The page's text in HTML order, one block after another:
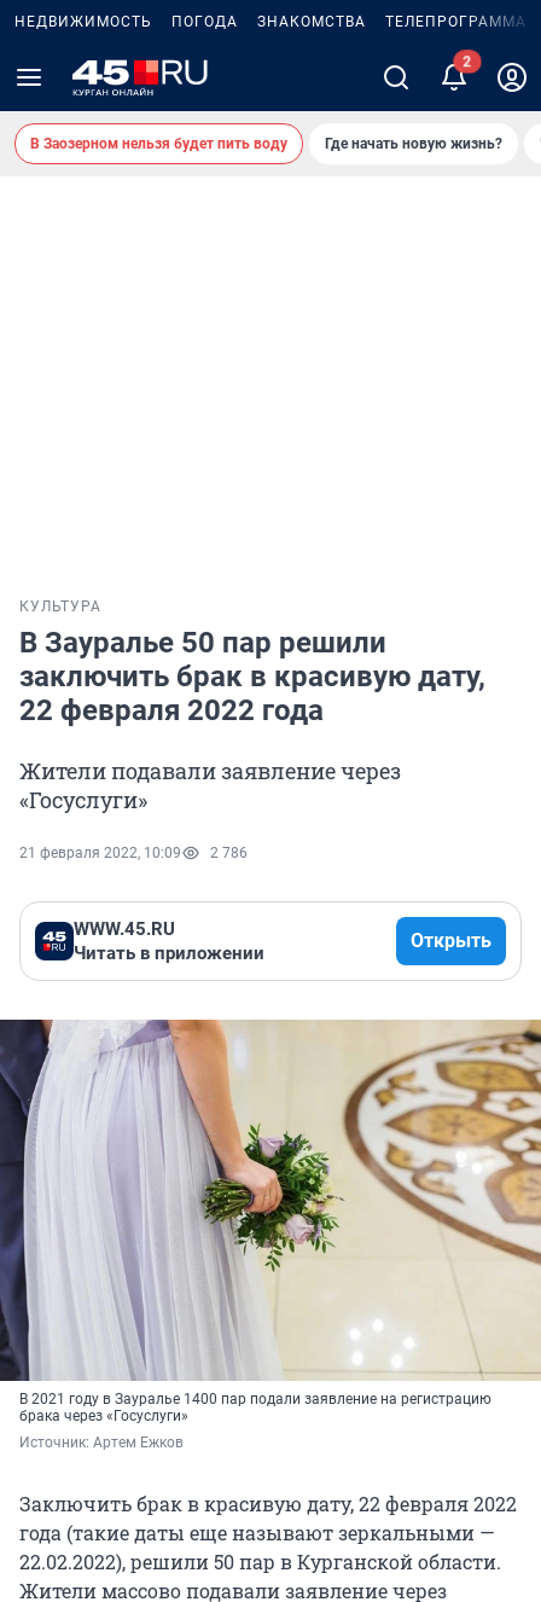
НЕДВИЖИМОСТЬ ПОГОДА ЗНАКОМСТВА ТЕЛЕПРОГРАММА
В Заозерном нельзя будет пить воду Где начать новую жизнь?
КУЛЬТУРА
В Зауралье 50 пар решили
заключить брак в красивую дату,
22 февраля 2022 года
Жители подавали заявление через
«Госуслуги»
21 февраля 2022, 10:09 2 786
WWW.45.RU
Читать в приложении
Открыть
В 2021 году в Зауралье 1400 пар подали заявление на регистрацию
брака через «Госуслуги»
Источник: Артем Ежков
Заключить брак в красивую дату, 22 февраля 2022
года (такие даты еще называют зеркальными —
22.02.2022), решили 50 пар в Курганской области.
Жители массово подавали заявление через